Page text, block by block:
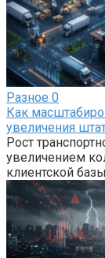
Разное 0
Как
увеличения
Рост
увеличением
клиентской